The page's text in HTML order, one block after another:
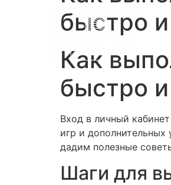
быстро
Как
быстро
Вход в личный
игр и
дадим полезные
Шаги для